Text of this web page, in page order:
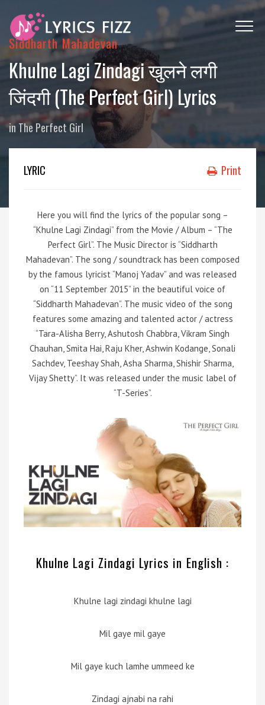
Siddharth Mahadevan
Khulne Lagi Zindagi खुलने लगी
जिंदगी (The Perfect Girl) Lyrics
inThe Perfect Girl
LYRIC Print
Here you will find the lyrics of the popular song –
“Khulne Lagi Zindagi” from the Movie / Album – “The
Perfect Girl”. The Music Director is “Siddharth
Mahadevan”. The song / soundtrack has been composed
by the famous lyricist “Manoj Yadav” and was released
on “11 September 2015” in the beautiful voice of
“Siddharth Mahadevan”. The music video of the song
features some amazing and talented actor / actress
“Tara-Alisha Berry, Ashutosh Chabbra, Vikram Singh
Chauhan, Smita Hai, Raju Kher, Ashwin Kodange, Sonali
Sachdev, Teeshay Shah, Asha Sharma, Shishir Sharma,
Vijay Shetty”. It was released under the music label of
“T-Series”.
Khulne Lagi Zindagi Lyrics in English :
Khulne lagi zindagi khulne lagi
Mil gaye mil gaye
Mil gaye kuch lamhe ummeed ke
Zindagi ajnabi na rahi